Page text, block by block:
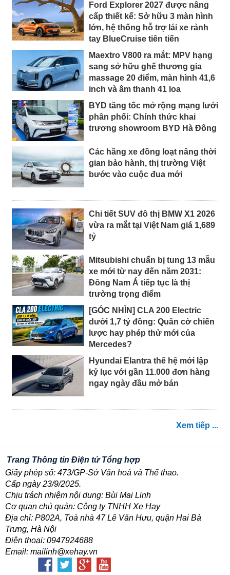
Ford Explorer 2027 được nâng
cấp thiết kế: Sở hữu 3 màn hình
lớn, hệ thống hỗ trợ lái xe rảnh
tay BlueCruise tiên tiến
Maextro V800 ra mắt: MPV hạng
sang sở hữu ghế thương gia
massage 20 điểm, màn hình 41,6
inch và âm thanh 41 loa
BYD tăng tốc mở rộng mạng lưới
phân phối: Chính thức khai
trương showroom BYD Hà Đông
Các hãng xe đồng loạt nâng thời
gian bảo hành, thị trường Việt
bước vào cuộc đua mới
Chi tiết SUV đô thị BMW X1 2026
vừa ra mắt tại Việt Nam giá 1,689
tỷ
Mitsubishi chuẩn bị tung 13 mẫu
xe mới từ nay đến năm 2031:
Đông Nam Á tiếp tục là thị
trường trọng điểm
[GÓC NHÌN] CLA 200 Electric
dưới 1,7 tỷ đồng: Quân cờ chiến
lược hay phép thử mới của
Mercedes?
Hyundai Elantra thế hệ mới lập
kỷ lục với gần 11.000 đơn hàng
ngay ngày đầu mở bán
Xem tiếp ...
Trang Thông tin Điện tử Tổng hợp
Giấy phép số: 473/GP-Sở Văn hoá và Thể thao.
Cấp ngày 23/9/2025.
Chịu trách nhiệm nội dung: Bùi Mai Linh
Cơ quan chủ quản: Công ty TNHH Xe Hay
Địa chỉ: P802A, Toà nhà 47 Lê Văn Hưu, quận Hai Bà
Trưng, Hà Nội
Điện thoại: 0947924688
Email: mailinh@xehay.vn